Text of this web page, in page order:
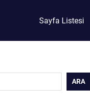
Sayfa Listesi
ARA